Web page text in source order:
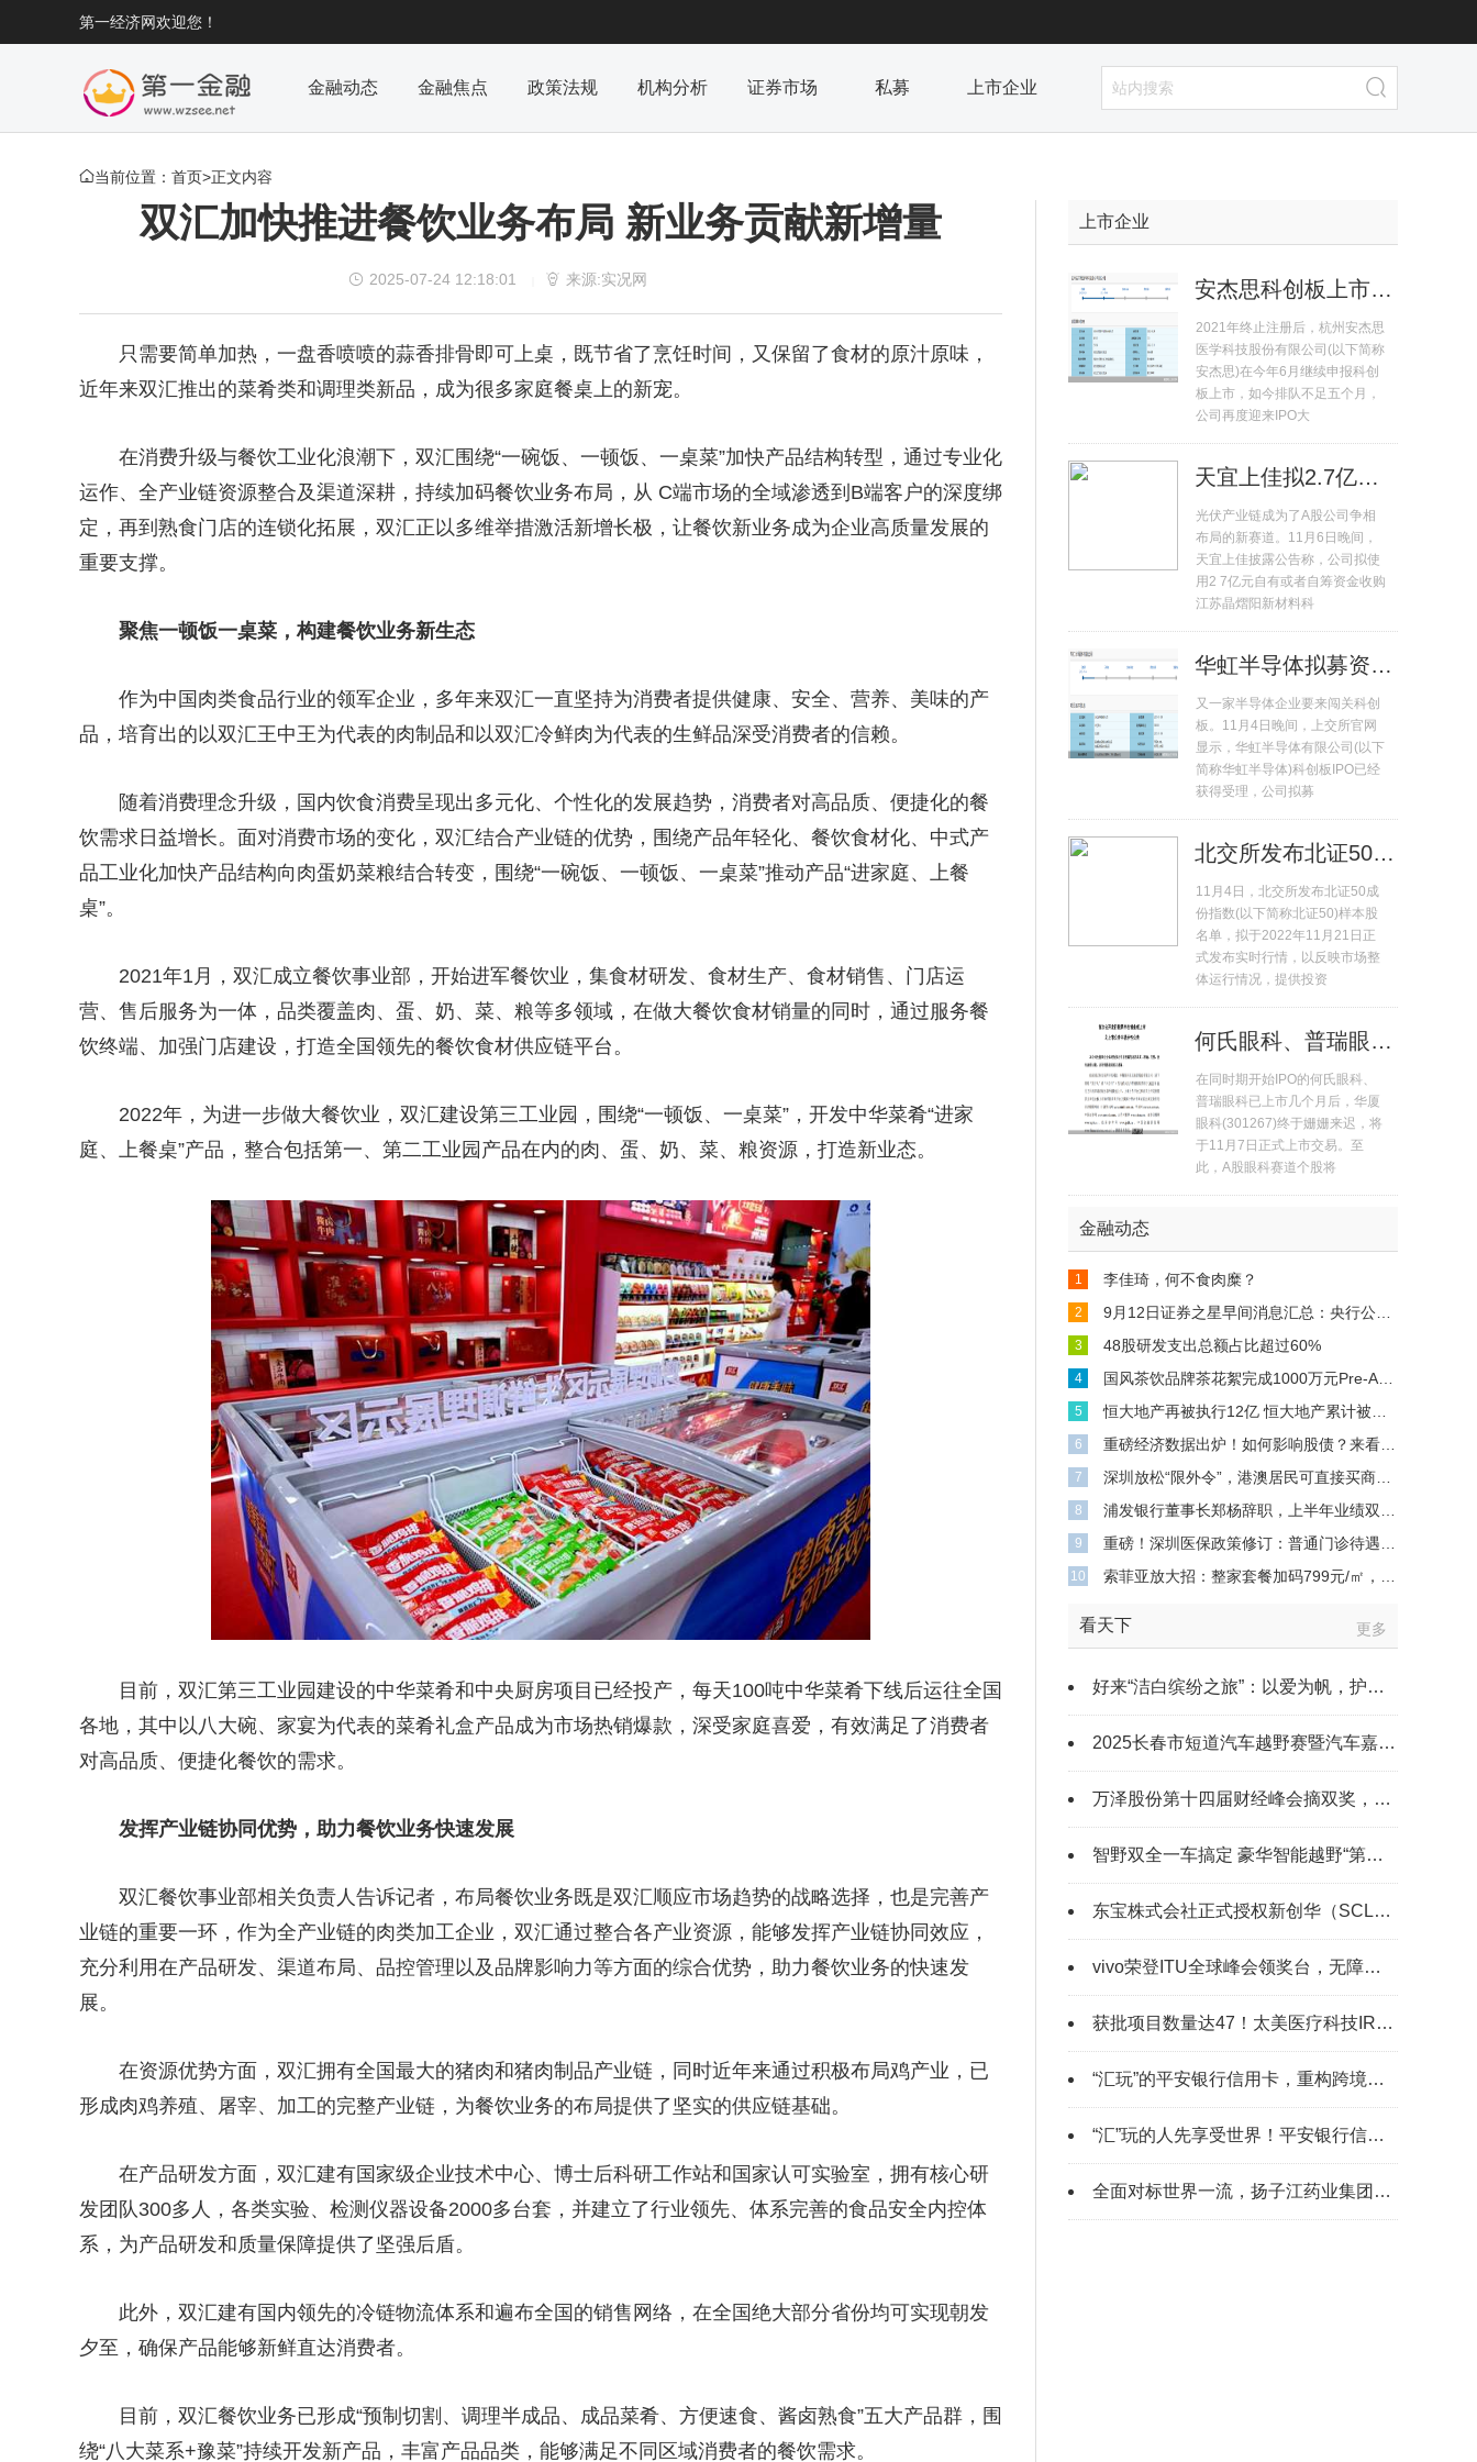
第一经济网欢迎您！
金融动态 金融焦点 政策法规 机构分析 证券市场 私募 上市企业
当前位置： 首页>正文内容
双汇加快推进餐饮业务布局 新业务贡献新增量
 2025-07-24 12:18:01  来源:实况网
只需要简单加热，一盘香喷喷的蒜香排骨即可上桌，既节省了烹饪时间，又保留了食材的原汁原味，
近年来双汇推出的菜肴类和调理类新品，成为很多家庭餐桌上的新宠。
在消费升级与餐饮工业化浪潮下，双汇围绕“一碗饭、一顿饭、一桌菜”加快产品结构转型，通过专业化
运作、全产业链资源整合及渠道深耕，持续加码餐饮业务布局，从 C端市场的全域渗透到B端客户的深度绑
定，再到熟食门店的连锁化拓展，双汇正以多维举措激活新增长极，让餐饮新业务成为企业高质量发展的
重要支撑。
聚焦一顿饭一桌菜，构建餐饮业务新生态
作为中国肉类食品行业的领军企业，多年来双汇一直坚持为消费者提供健康、安全、营养、美味的产
品，培育出的以双汇王中王为代表的肉制品和以双汇冷鲜肉为代表的生鲜品深受消费者的信赖。
随着消费理念升级，国内饮食消费呈现出多元化、个性化的发展趋势，消费者对高品质、便捷化的餐
饮需求日益增长。面对消费市场的变化，双汇结合产业链的优势，围绕产品年轻化、餐饮食材化、中式产
品工业化加快产品结构向肉蛋奶菜粮结合转变，围绕“一碗饭、一顿饭、一桌菜”推动产品“进家庭、上餐
桌”。
2021年1月，双汇成立餐饮事业部，开始进军餐饮业，集食材研发、食材生产、食材销售、门店运
营、售后服务为一体，品类覆盖肉、蛋、奶、菜、粮等多领域，在做大餐饮食材销量的同时，通过服务餐
饮终端、加强门店建设，打造全国领先的餐饮食材供应链平台。
2022年，为进一步做大餐饮业，双汇建设第三工业园，围绕“一顿饭、一桌菜”，开发中华菜肴“进家
庭、上餐桌”产品，整合包括第一、第二工业园产品在内的肉、蛋、奶、菜、粮资源，打造新业态。
目前，双汇第三工业园建设的中华菜肴和中央厨房项目已经投产，每天100吨中华菜肴下线后运往全国
各地，其中以八大碗、家宴为代表的菜肴礼盒产品成为市场热销爆款，深受家庭喜爱，有效满足了消费者
对高品质、便捷化餐饮的需求。
发挥产业链协同优势，助力餐饮业务快速发展
双汇餐饮事业部相关负责人告诉记者，布局餐饮业务既是双汇顺应市场趋势的战略选择，也是完善产
业链的重要一环，作为全产业链的肉类加工企业，双汇通过整合各产业资源，能够发挥产业链协同效应，
充分利用在产品研发、渠道布局、品控管理以及品牌影响力等方面的综合优势，助力餐饮业务的快速发
展。
在资源优势方面，双汇拥有全国最大的猪肉和猪肉制品产业链，同时近年来通过积极布局鸡产业，已
形成肉鸡养殖、屠宰、加工的完整产业链，为餐饮业务的布局提供了坚实的供应链基础。
在产品研发方面，双汇建有国家级企业技术中心、博士后科研工作站和国家认可实验室，拥有核心研
发团队300多人，各类实验、检测仪器设备2000多台套，并建立了行业领先、体系完善的食品安全内控体
系，为产品研发和质量保障提供了坚强后盾。
此外，双汇建有国内领先的冷链物流体系和遍布全国的销售网络，在全国绝大部分省份均可实现朝发
夕至，确保产品能够新鲜直达消费者。
目前，双汇餐饮业务已形成“预制切割、调理半成品、成品菜肴、方便速食、酱卤熟食”五大产品群，围
绕“八大菜系+豫菜”持续开发新产品，丰富产品品类，能够满足不同区域消费者的餐饮需求。
上市企业
安杰思科创板上市排队不足五个月 再度迎来IPO大考
2021年终止注册后，杭州安杰思
医学科技股份有限公司(以下简称
安杰思)在今年6月继续申报科创
板上市，如今排队不足五个月，
公司再度迎来IPO大
天宜上佳拟2.7亿元收购晶熠阳90%股权 系高铁动车组供应商
光伏产业链成为了A股公司争相
布局的新赛道。11月6日晚间，
天宜上佳披露公告称，公司拟使
用2 7亿元自有或者自筹资金收购
江苏晶熠阳新材料科
华虹半导体拟募资180亿元冲击科创板 年内排名第二
又一家半导体企业要来闯关科创
板。11月4日晚间，上交所官网
显示，华虹半导体有限公司(以下
简称华虹半导体)科创板IPO已经
获得受理，公司拟募
北交所发布北证50成份指数首发样本股 总市值占比71%
11月4日，北交所发布北证50成
份指数(以下简称北证50)样本股
名单，拟于2022年11月21日正
式发布实时行情，以反映市场整
体运行情况，提供投资
何氏眼科、普瑞眼科11月7日上市 A股眼科赛道个股达5只
在同时期开始IPO的何氏眼科、
普瑞眼科已上市几个月后，华厦
眼科(301267)终于姗姗来迟，将
于11月7日正式上市交易。至
此，A股眼科赛道个股将
金融动态
1 李佳琦，何不食肉糜？
2 9月12日证券之星早间消息汇总：央行公布重磅数据
3 48股研发支出总额占比超过60%
4 国风茶饮品牌茶花絮完成1000万元Pre-A轮融资
5 恒大地产再被执行12亿 恒大地产累计被执行超549亿
6 重磅经济数据出炉！如何影响股债？来看解读
7 深圳放松“限外令”，港澳居民可直接买商办物业，中介：有人连夜冒雨买楼
8 浦发银行董事长郑杨辞职，上半年业绩双降，不良贷款余额743亿元
9 重磅！深圳医保政策修订：普通门诊待遇提升 高额医疗费用可“二次报销”
10 索菲亚放大招：整家套餐加码799元/㎡，打造高品质整家定制
看天下 更多
好来“洁白缤纷之旅”：以爱为帆，护航青少年口腔健康与快乐成长
2025长春市短道汽车越野赛暨汽车嘉年华圆满落幕
万泽股份第十四届财经峰会摘双奖，创新力领跑医疗健康
智野双全一车搞定 豪华智能越野“第一车”即将发布
东宝株式会社正式授权新创华（SCLA）为中国大陆地区哥斯拉版权总代理
vivo荣登ITU全球峰会领奖台，无障碍实践获国际权威认证
获批项目数量达47！太美医疗科技IRC服务再迎里程碑时刻
“汇玩”的平安银行信用卡，重构跨境消费“智慧竞争力”
“汇”玩的人先享受世界！平安银行信用卡暑期多重境外活动开启
全面对标世界一流，扬子江药业集团召开2025年年中工作会议暨职工代表大会